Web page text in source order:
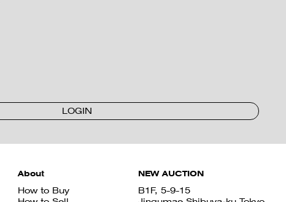
LOGIN
About
How to Buy
NEW AUCTION
B1F, 5-9-15